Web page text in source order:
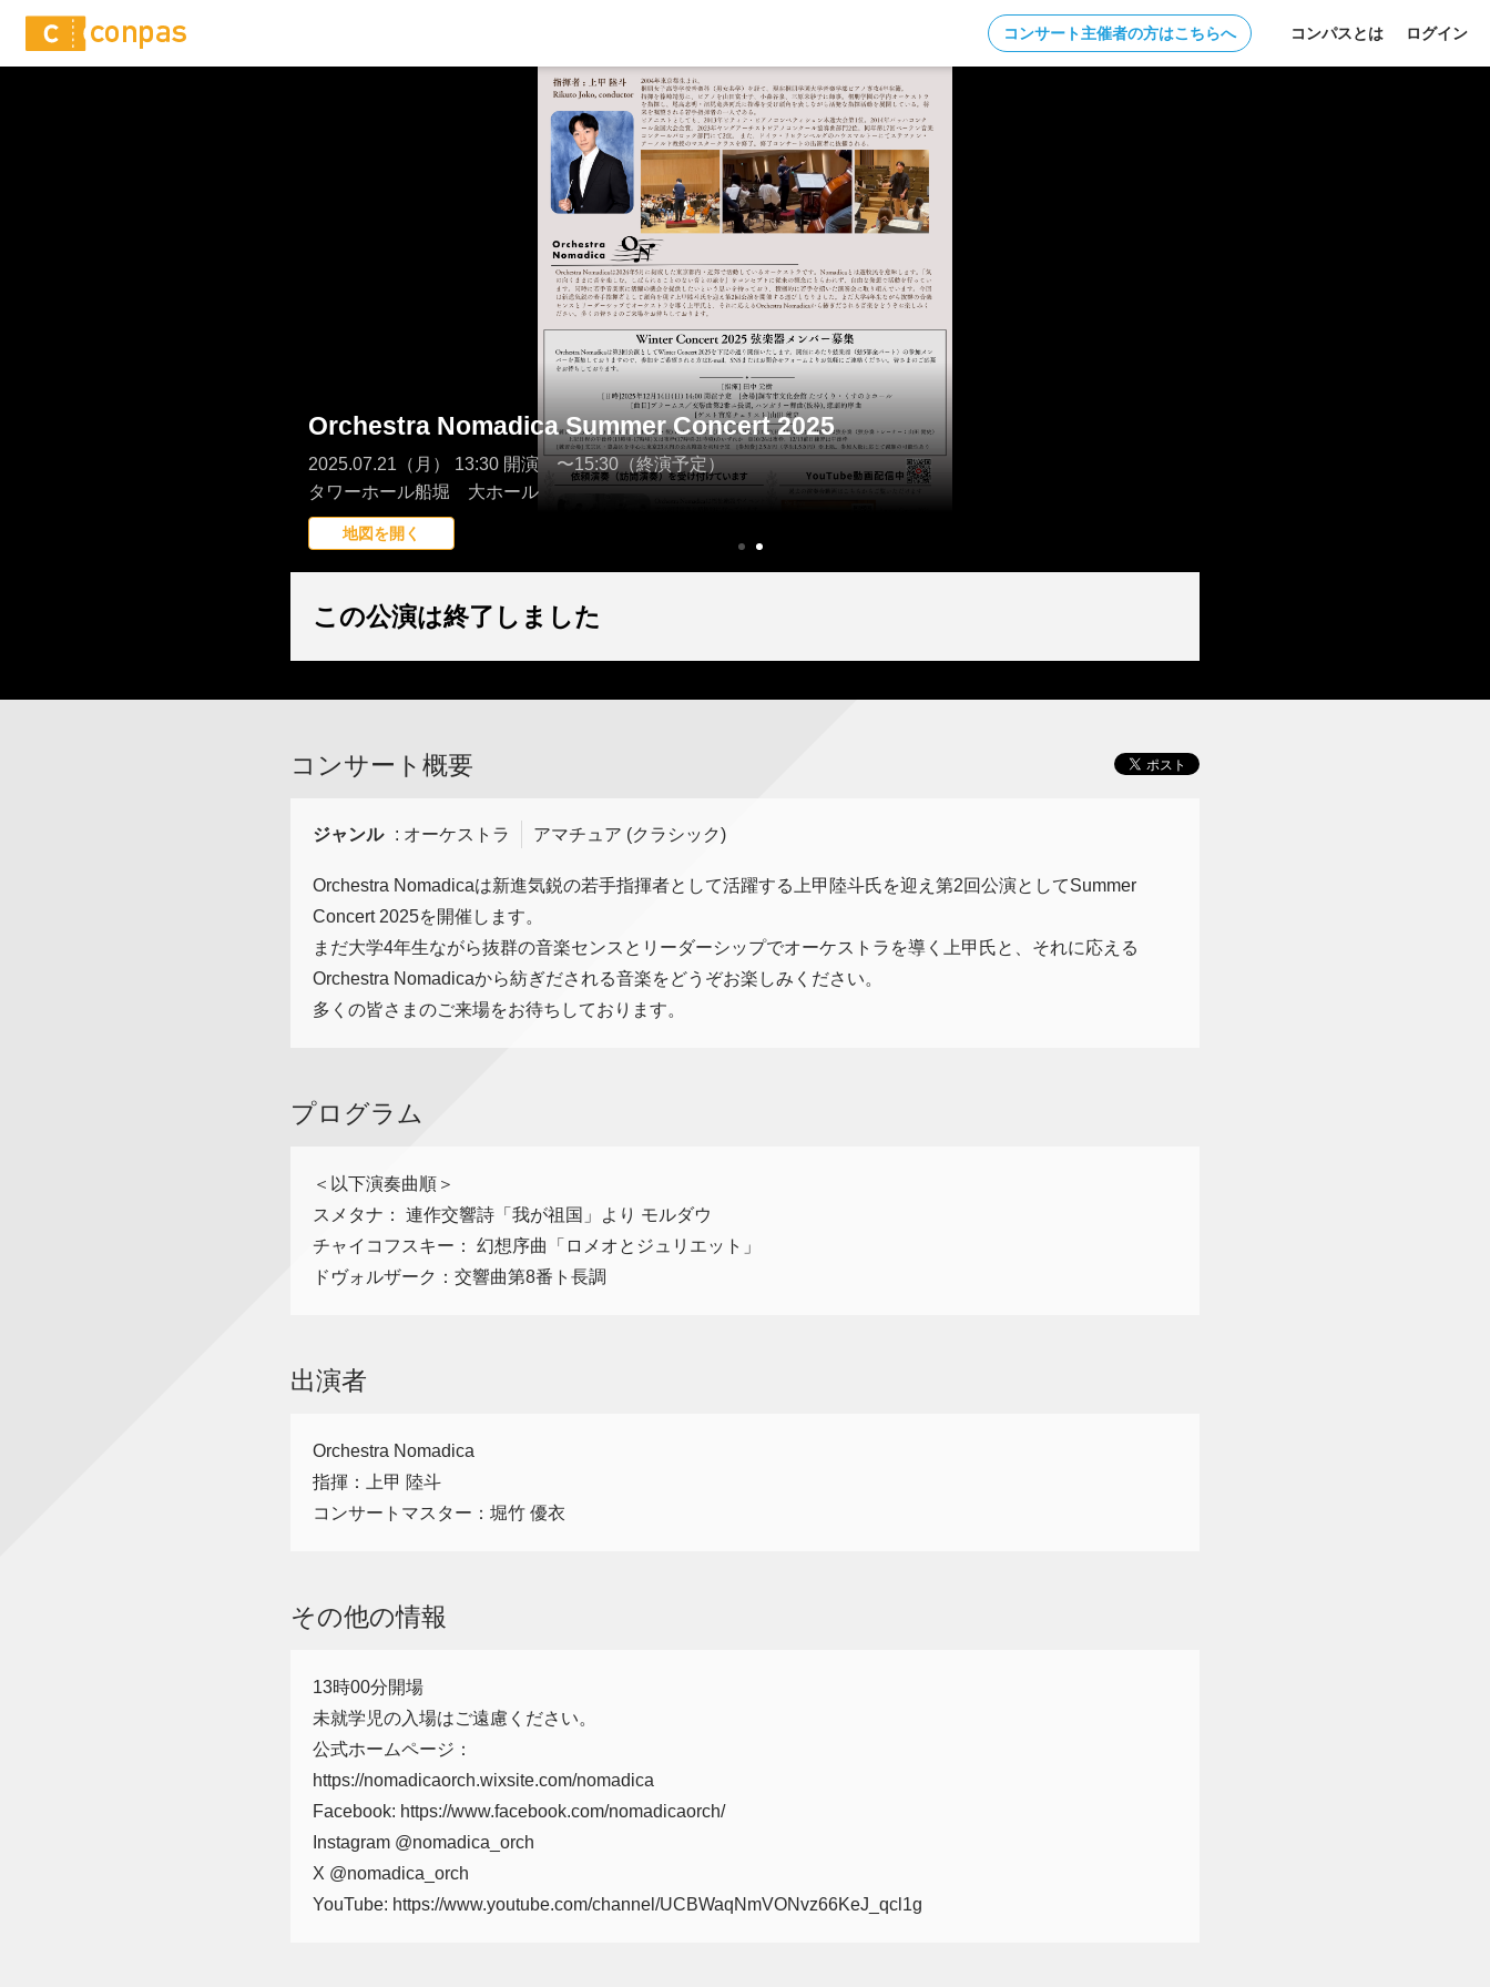
コンサート主催者の方はこちらへ コンパスとは ログイン
Orchestra Nomadica Summer Concert 2025
2025.07.21（月） 13:30 開演 〜15:30（終演予定）
タワーホール船堀 大ホール
地図を開く
この公演は終了しました
コンサート概要
ジャンル : オーケストラ アマチュア (クラシック)
Orchestra Nomadicaは新進気鋭の若手指揮者として活躍する上甲陸斗氏を迎え第2回公演としてSummer
Concert 2025を開催します。
まだ大学4年生ながら抜群の音楽センスとリーダーシップでオーケストラを導く上甲氏と、それに応える
Orchestra Nomadicaから紡ぎだされる音楽をどうぞお楽しみください。
多くの皆さまのご来場をお待ちしております。
プログラム
＜以下演奏曲順＞
スメタナ： 連作交響詩「我が祖国」より モルダウ
チャイコフスキー： 幻想序曲「ロメオとジュリエット」
ドヴォルザーク：交響曲第8番ト長調
出演者
Orchestra Nomadica
指揮：上甲 陸斗
コンサートマスター：堀竹 優衣
その他の情報
13時00分開場
未就学児の入場はご遠慮ください。
公式ホームページ：
https://nomadicaorch.wixsite.com/nomadica
Facebook: https://www.facebook.com/nomadicaorch/
Instagram @nomadica_orch
X @nomadica_orch
YouTube: https://www.youtube.com/channel/UCBWaqNmVONvz66KeJ_qcl1g